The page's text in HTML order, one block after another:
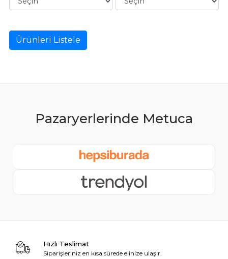
Ürünleri Listele
Hızlı Teslimat
Siparişleriniz en kısa sürede elinize ulaşır.